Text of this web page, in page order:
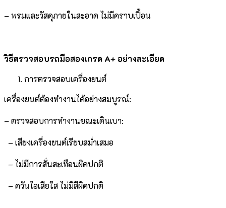
– พรมและวัสดุภายในสะอาด ไม่มีคราบเปื้อน
วิธีตรวจสอบรถมือสองเกรด A+ อย่างละเอียด
การตรวจสอบเครื่องยนต์
เครื่องยนต์ต้องทำงานได้อย่างสมบูรณ์:
– ตรวจสอบการทำงานขณะเดินเบา:
– เสียงเครื่องยนต์เรียบสม่ำเสมอ
– ไม่มีการสั่นสะเทือนผิดปกติ
– ควันไอเสียใส ไม่มีสีผิดปกติ